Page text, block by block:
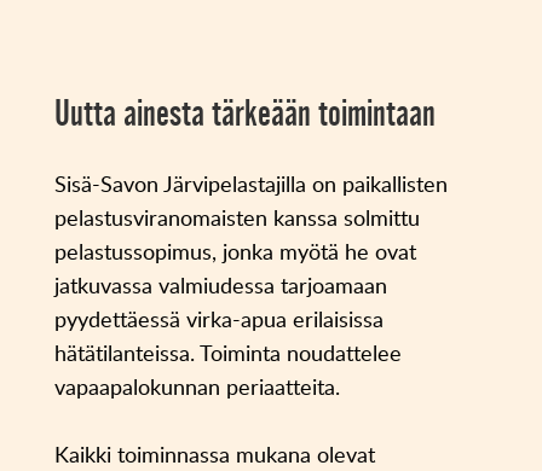
Uutta ainesta tärkeään toimintaan
Sisä-Savon Järvipelastajilla on paikallisten
pelastusviranomaisten kanssa solmittu
pelastussopimus, jonka myötä he ovat
jatkuvassa valmiudessa tarjoamaan
pyydettäessä virka-apua erilaisissa
hätätilanteissa. Toiminta noudattelee
vapaapalokunnan periaatteita.
Kaikki toiminnassa mukana olevat